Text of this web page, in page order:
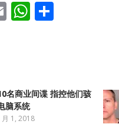
EmailWhatsApp
名商业间谍 指控他们骇
脑系统
月 1, 2018